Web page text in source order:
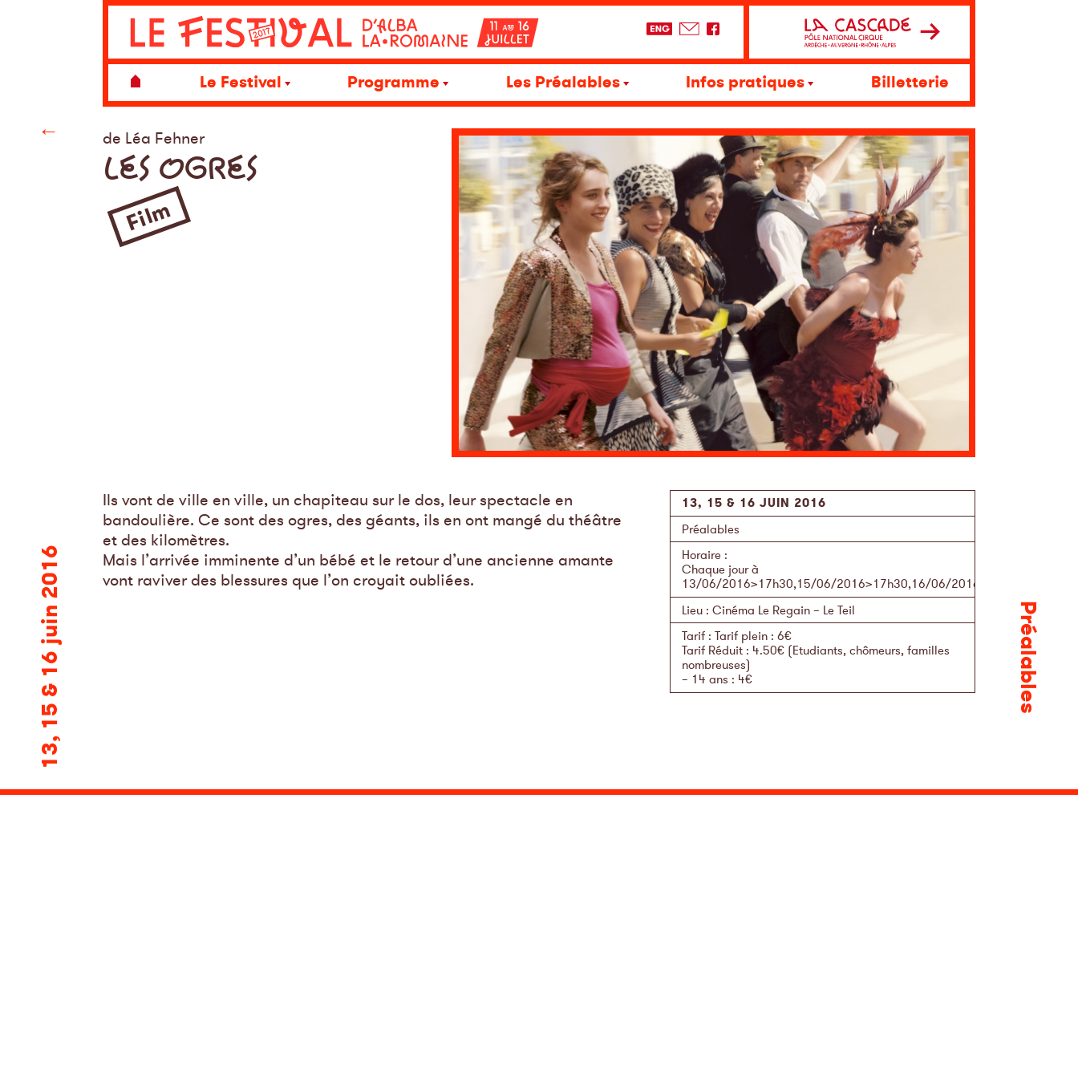
Le Festival Programme Les Préalables Infos pratiques Billetterie
13, 15 & 16 juin 2016 Préalables
← de Léa Fehner
LES OGRES
Film
Ils vont de ville en ville, un chapiteau sur le dos, leur spectacle en
bandoulière. Ce sont des ogres, des géants, ils en ont mangé du théâtre
et des kilomètres.
Mais l’arrivée imminente d’un bébé et le retour d’une ancienne amante
vont raviver des blessures que l’on croyait oubliées.
13, 15 & 16 JUIN 2016
Préalables
Horaire:
Chaque jour à
13/06/2016>17h30,15/06/2016>17h30,16/06/2016>20h30
Lieu: Cinéma Le Regain – Le Teil
Tarif: Tarif plein : 6€
Tarif Réduit : 4.50€ (Etudiants, chômeurs, familles
nombreuses)
– 14 ans : 4€